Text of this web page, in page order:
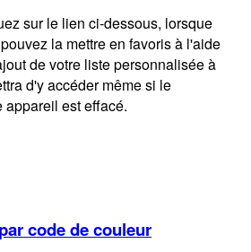
sur le lien ci-dessous, lorsque
la mettre en favoris à l'aide
de votre liste personnalisée à
d'y accéder même si le
est effacé.
code de couleur